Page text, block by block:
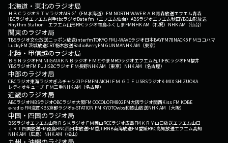
北海道・東北のラジオ局
ＨＢＣラジオＳＴＶラジオAIR-G'（FM北海道） FM NORTH WAVEＲＡＢ青森放送エフエム青森
IBCラジオエフエム岩手tbcラジオDate fm（エフエム仙台） ABSラジオエフエム秋田YBC山形放送
Rhythm Station エフエム山形RFCラジオ福島ふくしまFMNHK AM（札幌） NHK AM（仙台）
関東のラジオ局
TBSラジオ文化放送ニッポン放送interfmTOKYO FMJ-WAVEラジオ日本BAYFM78NACK5 ＦＭヨコハマ
LuckyFM 茨城放送CRT栃木放送RadioBerryFM GUNMANHK AM（東京）
北陸・甲信越のラジオ局
ＢＳＮラジオFM NIIGATAＫＮＢラジオ ＦＭとやまMROラジオエフエム石川FBCラジオFM福井
YBSラジオFM FUJISBCラジオ ＦＭ長野NHK AM（東京） NHK AM（名古屋）
中部のラジオ局
CBCラジオ東海ラジオぎふチャンZIP-FMFM AICHI ＦＭ ＧＩＦＵ SBSラジオK-MIX SHIZUOKA
レディオキューブ ＦＭ三重NHK AM（名古屋）
近畿のラジオ局
ABCラジオMBSラジオOBCラジオ大阪FM COCOLOFM802FM大阪ラジオ関西Kiss FM KOBE
e-radio FM滋賀KBS京都ラジオα-STATION FM KYOTOwbs和歌山放送NHK AM（大阪）
中国・四国のラジオ局
BSSラジオエフエム山陰ＲＳＫラジオ ＦＭ岡山RCCラジオ広島FM ＫＲＹ山口放送エフエム山口
ＪＲＴ四国放送FM徳島RNC西日本放送FM香川RNB南海放送FM愛媛RKC高知放送エフエム高知
NHK AM（広島） NHK AM（松山）